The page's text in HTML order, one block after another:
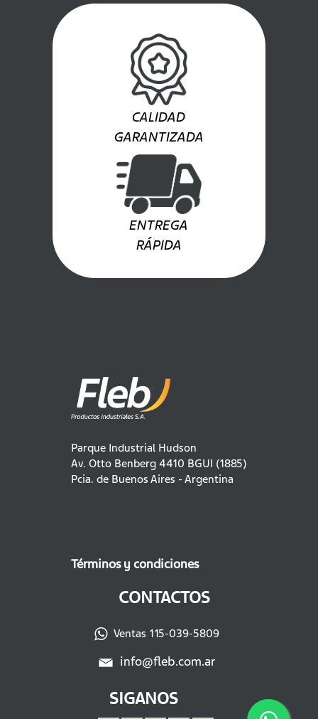
CALIDAD
GARANTIZADA
ENTREGA
RÁPIDA
Parque Industrial Hudson
Av. Otto Benberg 4410 BGUI (1885)
Pcia. de Buenos Aires - Argentina
Términos y condiciones
CONTACTOS
Ventas 115-039-5809
info@fleb.com.ar
SIGANOS